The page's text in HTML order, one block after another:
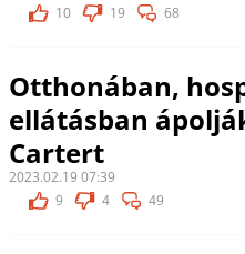
10
19 68
Otthonában,
ellátásban
Cartert
2023.02.19 07:39
9
4 49